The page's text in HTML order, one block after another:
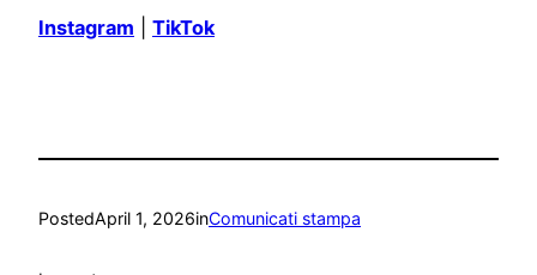
Instagram TikTok
PostedApril 1, 2026inComunicati stampa